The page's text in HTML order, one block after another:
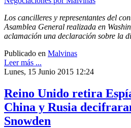
Los cancilleres y representantes del
Asamblea General realizada en
aclamación una declaración sobre la
Publicado en Malvinas
Leer más ...
Lunes, 15 Junio 2015 12:24
Reino Unido retira
China y Rusia
Snowden